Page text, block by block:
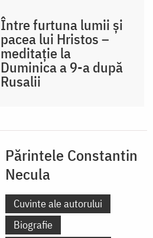
Între furtuna lumii și
pacea lui Hristos –
meditație la
Duminica a 9-a după
Rusalii
Părintele Constantin
Necula
Cuvinte ale autorului
Biografie